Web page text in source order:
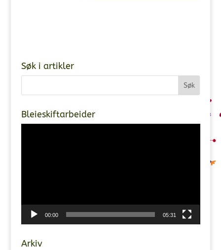
Søk i artikler
Bleieskiftarbeider
00:00 05:31
Arkiv